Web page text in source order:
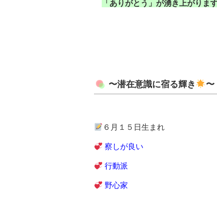
「ありがとう」が湧き上がりま
〜潜在意識に宿る輝き 〜
６月１５日生まれ
察しが良い
行動派
野心家